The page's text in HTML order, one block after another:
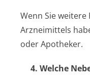
Wenn Sie weitere
Arzneimittels
oder Apotheker.
4. Welche